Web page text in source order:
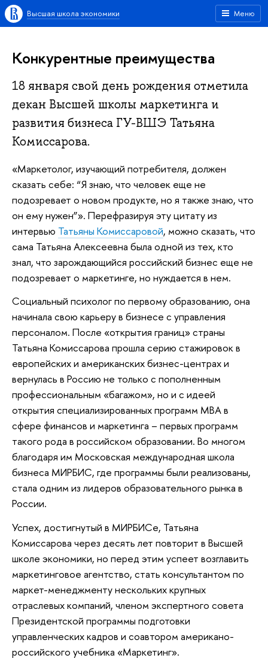
Меню
Высшая школа экономики
Конкурентные преимущества
18 января свой день рождения отметила
декан Высшей школы маркетинга и
развития бизнеса ГУ-ВШЭ Татьяна
Комиссарова.
«Маркетолог, изучающий потребителя, должен
сказать себе: “Я знаю, что человек еще не
подозревает о новом продукте, но я также знаю, что
он ему нужен”». Перефразируя эту цитату из
интервью Татьяны Комиссаровой, можно сказать, что
сама Татьяна Алексеевна была одной из тех, кто
знал, что зарождающийся российский бизнес еще не
подозревает о маркетинге, но нуждается в нем.
Социальный психолог по первому образованию, она
начинала свою карьеру в бизнесе с управления
персоналом. После «открытия границ» страны
Татьяна Комиссарова прошла серию стажировок в
европейских и американских бизнес-центрах и
вернулась в Россию не только с пополненным
профессиональным «багажом», но и с идеей
открытия специализированных программ MBA в
сфере финансов и маркетинга – первых программ
такого рода в российском образовании. Во многом
благодаря им Московская международная школа
бизнеса МИРБИС, где программы были реализованы,
стала одним из лидеров образовательного рынка в
России.
Успех, достигнутый в МИРБИСе, Татьяна
Комиссарова через десять лет повторит в Высшей
школе экономики, но перед этим успеет возглавить
маркетинговое агентство, стать консультантом по
маркет-менеджменту нескольких крупных
отраслевых компаний, членом экспертного совета
Президентской программы подготовки
управленческих кадров и соавтором американо-
российского учебника «Маркетинг».